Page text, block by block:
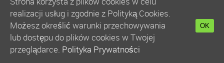
Bezpłatne Ogłoszenia Warszawa:sklep animatora
Bańki Mydlane:Bezpłatne Ogłoszenia
Szkolenie Animatorów:Kurs Animatora
:
Kurs Animatora Warszawa :Rumia
Kurs Animatora Poznań:
realizacji usług i zgodnie z Polityką Cookies.
Możesz określić warunki przechowywania
lub dostępu do plików cookies w Twojej
przeglądarce. Polityka Prywatności
OK